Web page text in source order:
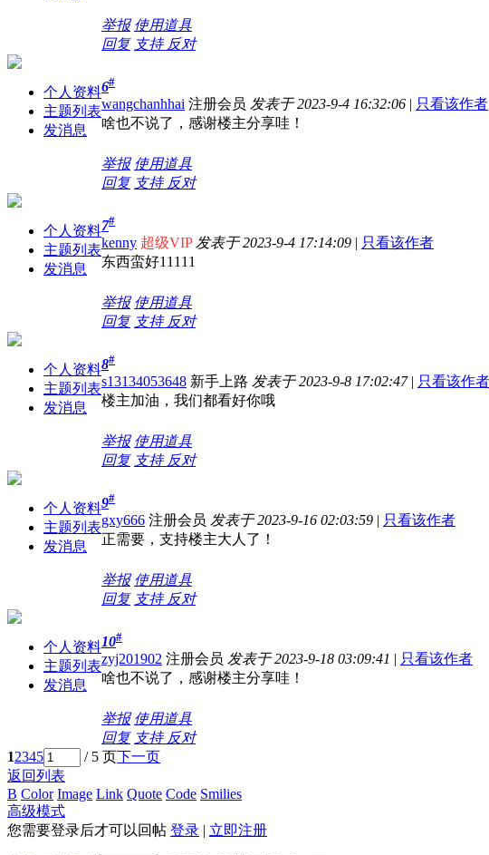
举报 使用道具
回复 支持 反对
个人资料
主题列表
发消息
6#
wangchanhhai 注册会员 发表于 2023-9-4 16:32:06 | 只看该作者
啥也不说了，感谢楼主分享哇！
举报 使用道具
回复 支持 反对
个人资料
主题列表
发消息
7#
kenny 超级VIP 发表于 2023-9-4 17:14:09 | 只看该作者
东西蛮好11111
举报 使用道具
回复 支持 反对
个人资料
主题列表
发消息
8#
s13134053648 新手上路 发表于 2023-9-8 17:02:47 | 只看该作者
楼主加油，我们都看好你哦
举报 使用道具
回复 支持 反对
个人资料
主题列表
发消息
9#
gxy666 注册会员 发表于 2023-9-16 02:03:59 | 只看该作者
正需要，支持楼主大人了！
举报 使用道具
回复 支持 反对
个人资料
主题列表
发消息
10#
zyj201902 注册会员 发表于 2023-9-18 03:09:41 | 只看该作者
啥也不说了，感谢楼主分享哇！
举报 使用道具
回复 支持 反对
12345 / 5 页下一页
返回列表
B Color Image Link Quote Code Smilies
高级模式
您需要登录后才可以回帖 登录 | 立即注册